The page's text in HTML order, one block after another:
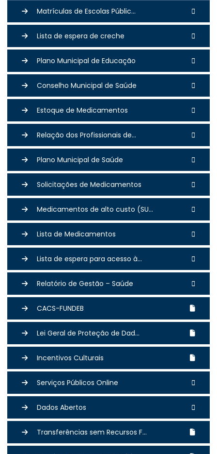
Matrículas de Escolas Públic...
Lista de espera de creche
Plano Municipal de Educação
Conselho Municipal de Saúde
Estoque de Medicamentos
Relação dos Profissionais de...
Plano Municipal de Saúde
Solicitações de Medicamentos
Medicamentos de alto custo (SU...
Lista de Medicamentos
Lista de espera para acesso à...
Relatório de Gestão – Saúde
CACS-FUNDEB
Lei Geral de Proteção de Dad...
Incentivos Culturais
Serviços Públicos Online
Dados Abertos
Transferências sem Recursos F...